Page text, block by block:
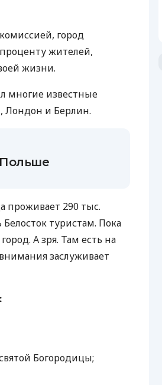
город
жителей,
жизни.
многие известные
Лондон и Берлин.
проживает 290 тыс.
туристам. Пока
А зря. Там есть на
заслуживает
Богородицы;